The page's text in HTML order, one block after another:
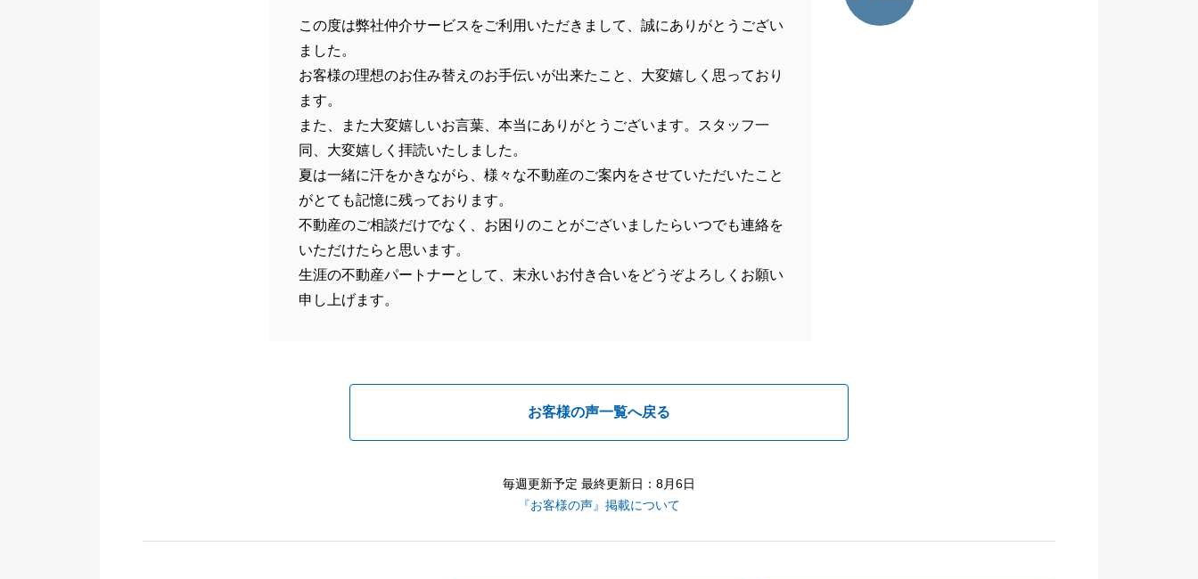
この度は弊社仲介サービスをご利用いただきまして、誠にありがとうござい
ました。
お客様の理想のお住み替えのお手伝いが出来たこと、大変嬉しく思っており
ます。
また、また大変嬉しいお言葉、本当にありがとうございます。スタッフ一
同、大変嬉しく拝読いたしました。
夏は一緒に汗をかきながら、様々な不動産のご案内をさせていただいたこと
がとても記憶に残っております。
不動産のご相談だけでなく、お困りのことがございましたらいつでも連絡を
いただけたらと思います。
生涯の不動産パートナーとして、末永いお付き合いをどうぞよろしくお願い
申し上げます。
お客様の声一覧へ戻る
毎週更新予定 最終更新日：8月6日
『お客様の声』掲載について